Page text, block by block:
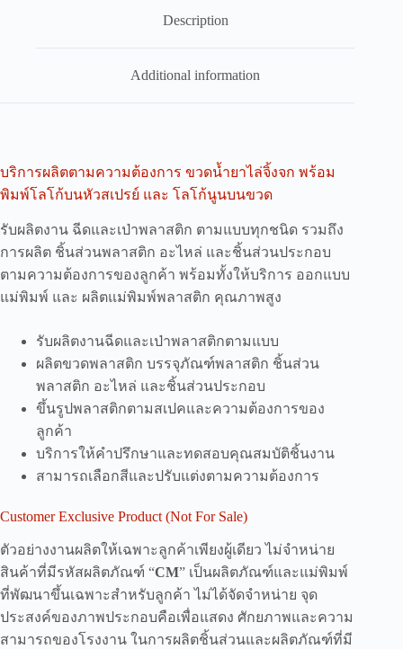
Description
Additional information
บริการผลิตตามความต้องการ ขวดน้ำยาไล่จิ้งจก พร้อม
พิมพ์โลโก้บนหัวสเปรย์ และ โลโก้นูนบนขวด
รับผลิตงาน ฉีดและเป่าพลาสติก ตามแบบทุกชนิด รวมถึง
การผลิต ชิ้นส่วนพลาสติก อะไหล่ และชิ้นส่วนประกอบ
ตามความต้องการของลูกค้า พร้อมทั้งให้บริการ ออกแบบ
แม่พิมพ์ และ ผลิตแม่พิมพ์พลาสติก คุณภาพสูง
รับผลิตงานฉีดและเป่าพลาสติกตามแบบ
ผลิตขวดพลาสติก บรรจุภัณฑ์พลาสติก ชิ้นส่วน
พลาสติก อะไหล่ และชิ้นส่วนประกอบ
ขึ้นรูปพลาสติกตามสเปคและความต้องการของ
ลูกค้า
บริการให้คำปรึกษาและทดสอบคุณสมบัติชิ้นงาน
สามารถเลือกสีและปรับแต่งตามความต้องการ
Customer Exclusive Product (Not For Sale)
ตัวอย่างงานผลิตให้เฉพาะลูกค้าเพียงผู้เดียว ไม่จำหน่าย
สินค้าที่มีรหัสผลิตภัณฑ์ “CM” เป็นผลิตภัณฑ์และแม่พิมพ์
ที่พัฒนาขึ้นเฉพาะสำหรับลูกค้า ไม่ได้จัดจำหน่าย จุด
ประสงค์ของภาพประกอบคือเพื่อแสดง ศักยภาพและความ
สามารถของโรงงาน ในการผลิตชิ้นส่วนและผลิตภัณฑ์ที่มี